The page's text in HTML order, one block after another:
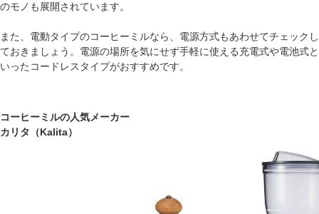
のモノも展開されています。
また、電動タイプのコーヒーミルなら、電源方式もあわせてチェックし
ておきましょう。電源の場所を気にせず手軽に使える充電式や電池式と
いったコードレスタイプがおすすめです。
コーヒーミルの人気メーカー
カリタ（Kalita）